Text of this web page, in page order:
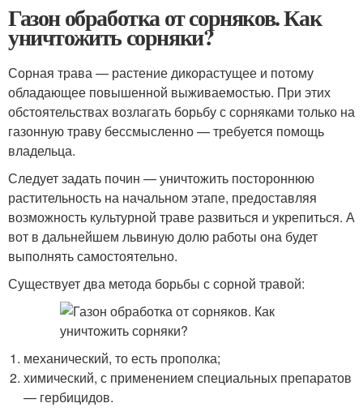
Газон обработка от сорняков. Как
уничтожить сорняки?
Сорная трава — растение дикорастущее и потому
обладающее повышенной выживаемостью. При этих
обстоятельствах возлагать борьбу с сорняками только на
газонную траву бессмысленно — требуется помощь
владельца.
Следует задать почин — уничтожить постороннюю
растительность на начальном этапе, предоставляя
возможность культурной траве развиться и укрепиться. А
вот в дальнейшем львиную долю работы она будет
выполнять самостоятельно.
Существует два метода борьбы с сорной травой:
механический, то есть прополка;
химический, с применением специальных препаратов
— гербицидов.